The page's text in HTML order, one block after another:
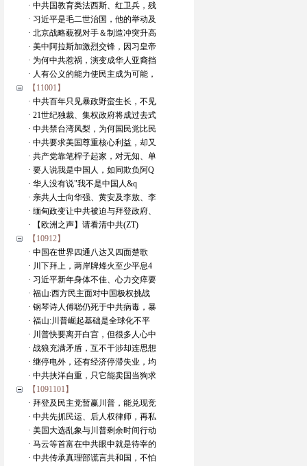
· 中共国教育类法西斯、红卫兵，残
· 习近平是毛二世治国，他的举动及
· 北京战略藐视对手＆制造冲突升高
· 美中阿拉斯加激烈交锋，因习皇帝
· 为何中共惹祸，演变成华人亚裔挡
· 人有公义的能力使民主成为可能，
【11001】
· 中共百年只见暴政野蛮生长，不见
· 21世纪独裁、集权政府将成过去式
· 中共禁台湾凤梨，为何国民党比民
· 中共要求美国尊重核心利益，却又
· 共产党靠笔桿子起家，对无知、单
· 要人说我是中国人，如同欺负阿Q
· 华人没有说"我不是中国人&q
· 亲共人士向华强、黄安及李敖、李
· 缅甸政变让中共被迫与拜登政府、
· 【欧洲之声】请看清中共(ZT)
【10912】
· 中国在世界四通八达又四面楚歌
· 川下拜上，两岸牌烽火至少平息4
· 习近平新年身体不佳、心力交瘁要
· 福山:西方民主面对中国极权挑战
· 钢琴诗人傅聪仍死于中共病毒，暴
· 福山:川普崛起基础是全球化不平
· 川普快要离开白宫，但很多人心中
· 战狼充满矛盾，互不干涉却连思想
· 继停电外，还有经济停滞失业，均
· 中共挟洋自重，只它能卖国当狗求
【1091101】
· 拜登及民主党暂赢川普，能兑现竞
· 中共先抓民运、后人权律师，再私
· 美国大选乱象与川普剩余时间行动
· 马云等首富在中共眼中就是待宰的
· 中共传承真理部谎言共和国，不怕